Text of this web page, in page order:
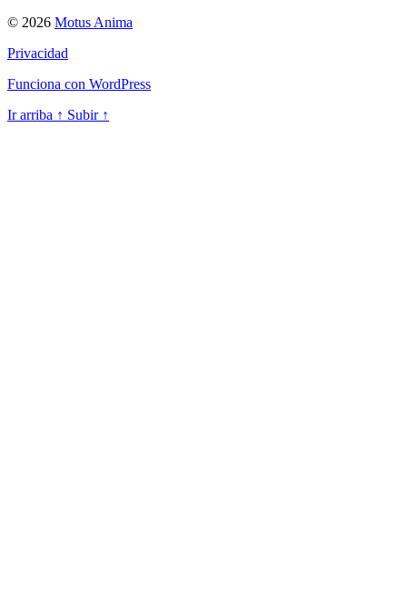
© 2026 Motus Anima
Privacidad
Funciona con WordPress
Ir arriba ↑ Subir ↑